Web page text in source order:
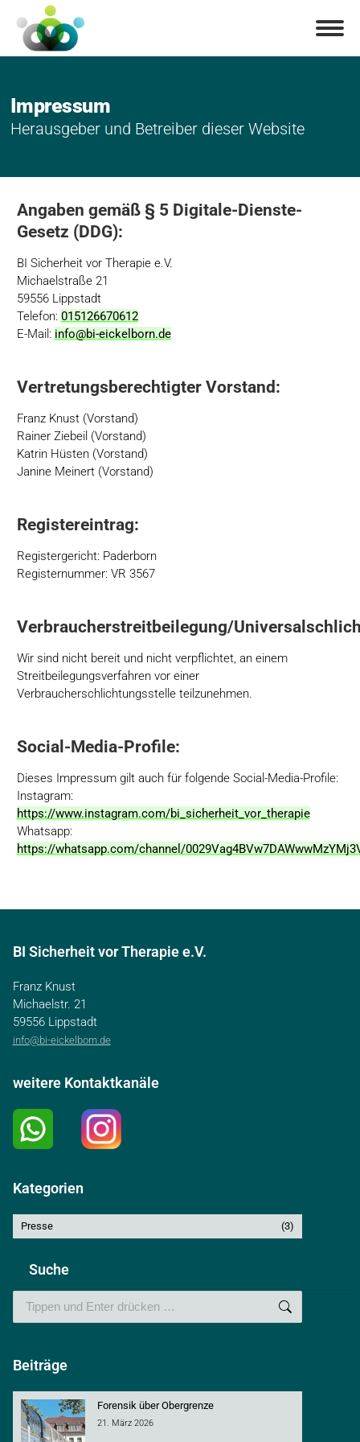
Impressum
Herausgeber und Betreiber dieser Website
Angaben gemäß § 5 Digitale-Dienste-
Gesetz (DDG):
BI Sicherheit vor Therapie e.V.
Michaelstraße 21
59556 Lippstadt
Telefon: 015126670612
E-Mail: info@bi-eickelborn.de
Vertretungsberechtigter Vorstand:
Franz Knust (Vorstand)
Rainer Ziebeil (Vorstand)
Katrin Hüsten (Vorstand)
Janine Meinert (Vorstand)
Registereintrag:
Registergericht: Paderborn
Registernummer: VR 3567
Verbraucherstreitbeilegung/
Wir sind nicht bereit und nicht verpflichtet, an einem
Streitbeilegungsverfahren vor einer
Verbraucherschlichtungsstelle teilzunehmen.
Social-Media-Profile:
Dieses Impressum gilt auch für folgende Social-Media-Profile:
Instagram:
https://www.instagram.com/bi_sicherheit_vor_therapie
Whatsapp:
https://whatsapp.com/channel/
BI Sicherheit vor Therapie e.V.
Franz Knust
Michaelstr. 21
59556 Lippstadt
info@bi-eickelborn.de
weitere Kontaktkanäle
Kategorien
Presse (3)
Suche
Beiträge
Forensik über Obergrenze
21. März 2026